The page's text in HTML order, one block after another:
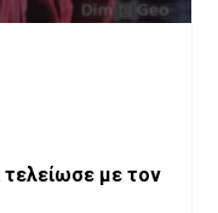
τελείωσε με τον